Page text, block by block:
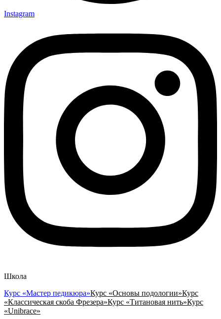
Instagram
Школа
Курс «Мастер педикюра»Курс «Основы подологии»Курс
«Классическая скоба Фрезера»Курс «Титановая нить»Курс
«Unibrace»